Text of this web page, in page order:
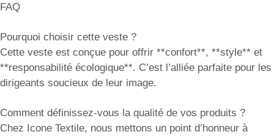
FAQ
Pourquoi choisir cette veste ?
Cette veste est conçue pour offrir **confort**, **style** et
**responsabilité écologique**. C’est l’alliée parfaite pour les
dirigeants soucieux de leur image.
Comment définissez-vous la qualité de vos produits ?
Chez Icone Textile, nous mettons un point d’honneur à